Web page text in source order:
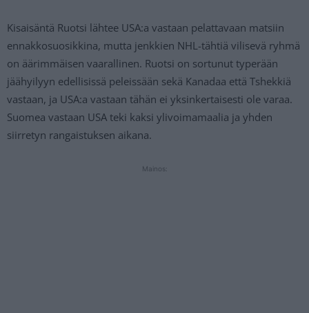
Kisaisäntä Ruotsi lähtee USA:a vastaan pelattavaan matsiin
ennakkosuosikkina, mutta jenkkien NHL-tähtiä vilisevä ryhmä
on äärimmäisen vaarallinen. Ruotsi on sortunut typerään
jäähyilyyn edellisissä peleissään sekä Kanadaa että Tshekkiä
vastaan, ja USA:a vastaan tähän ei yksinkertaisesti ole varaa.
Suomea vastaan USA teki kaksi ylivoimamaalia ja yhden
siirretyn rangaistuksen aikana.
Mainos: